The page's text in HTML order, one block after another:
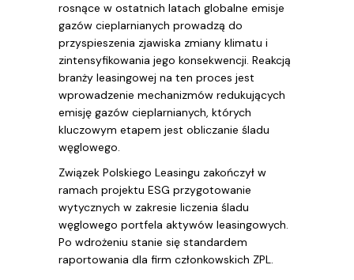
rosnące w ostatnich latach globalne emisje
gazów cieplarnianych prowadzą do
przyspieszenia zjawiska zmiany klimatu i
zintensyfikowania jego konsekwencji. Reakcją
branży leasingowej na ten proces jest
wprowadzenie mechanizmów redukujących
emisję gazów cieplarnianych, których
kluczowym etapem jest obliczanie śladu
węglowego.
Związek Polskiego Leasingu zakończył w
ramach projektu ESG przygotowanie
wytycznych w zakresie liczenia śladu
węglowego portfela aktywów leasingowych.
Po wdrożeniu stanie się standardem
raportowania dla firm członkowskich ZPL.